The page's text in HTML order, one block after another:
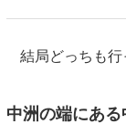
結局どっちも行
中洲の端にあ